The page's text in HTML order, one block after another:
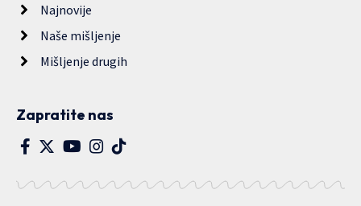
Najnovije
Naše mišljenje
Mišljenje drugih
Zapratite nas